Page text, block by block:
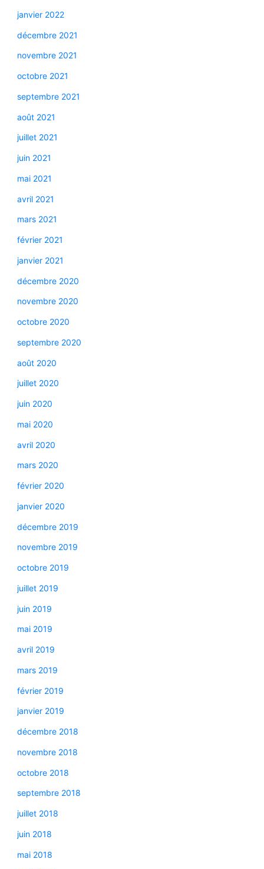
janvier 2022
décembre 2021
novembre 2021
octobre 2021
septembre 2021
août 2021
juillet 2021
juin 2021
mai 2021
avril 2021
mars 2021
février 2021
janvier 2021
décembre 2020
novembre 2020
octobre 2020
septembre 2020
août 2020
juillet 2020
juin 2020
mai 2020
avril 2020
mars 2020
février 2020
janvier 2020
décembre 2019
novembre 2019
octobre 2019
juillet 2019
juin 2019
mai 2019
avril 2019
mars 2019
février 2019
janvier 2019
décembre 2018
novembre 2018
octobre 2018
septembre 2018
juillet 2018
juin 2018
mai 2018